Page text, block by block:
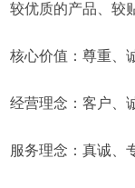
较优质的产品、较
核心价值：尊重、
经营理念：客户、
服务理念：真诚、